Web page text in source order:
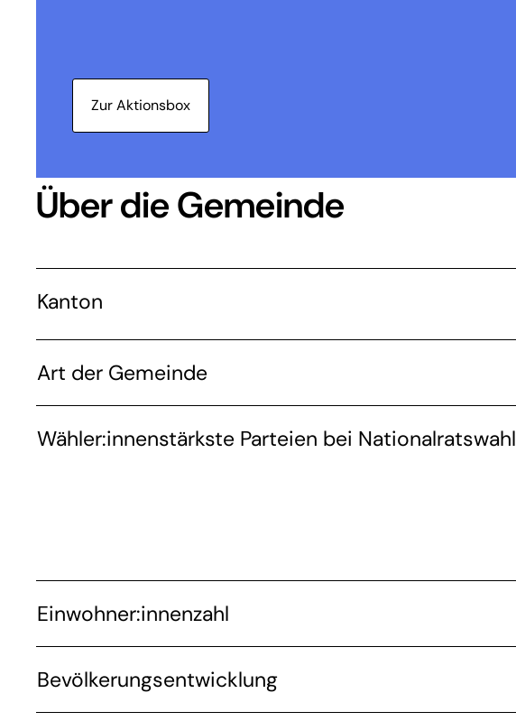
Zur Aktionsbox
Über die Gemeinde
Kanton
Art der Gemeinde
Wähler:innenstärkste Parteien bei Nationalratswahl
Einwohner:innenzahl
Bevölkerungsentwicklung